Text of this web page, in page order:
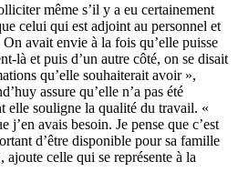
même s’il y a eu certainement
celui qui est adjoint au personnel et
avait envie à la fois qu’elle puisse
là et puis d’un autre côté, on se disait
qu’elle souhaiterait avoir »,
assure qu’elle n’a pas été
elle souligne la qualité du travail. «
j’en avais besoin. Je pense que c’est
d’être disponible pour sa famille
celle qui se représente à la